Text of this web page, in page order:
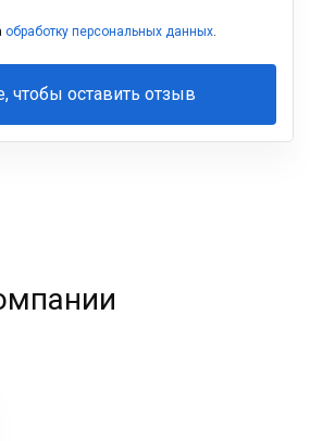
обработку персональных данных.
чтобы оставить отзыв